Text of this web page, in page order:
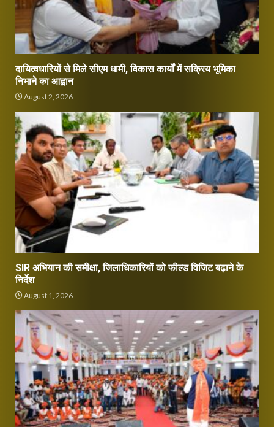
दायित्वधारियों से मिले सीएम धामी, विकास कार्यों में सक्रिय भूमिका
निभाने का आह्वान
August 2, 2026
SIR अभियान की समीक्षा, जिलाधिकारियों को फील्ड विजिट बढ़ाने के
निर्देश
August 1, 2026